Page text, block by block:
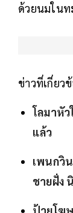
ด้วยนมในท
ข่าวที่เกี่ยว
โลมาหัว
แล้ว
เพนกวิ
ชายฝั่ง
ป้ายโฆ